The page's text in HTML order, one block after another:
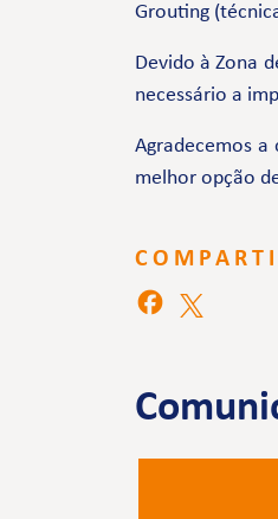
Grouting
Devido à Zona
necessário a
Agradecemos
melhor opção